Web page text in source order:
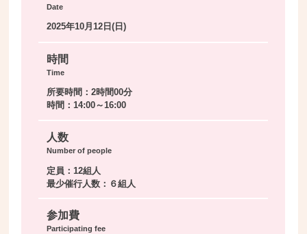
Date
2025年10月12日(日)
時間
Time
所要時間：2時間00分
時間：14:00～16:00
人数
Number of people
定員：12組人
最少催行人数：６組人
参加費
Participating fee